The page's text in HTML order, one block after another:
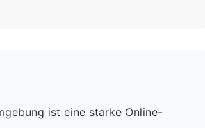
ist eine starke Online-